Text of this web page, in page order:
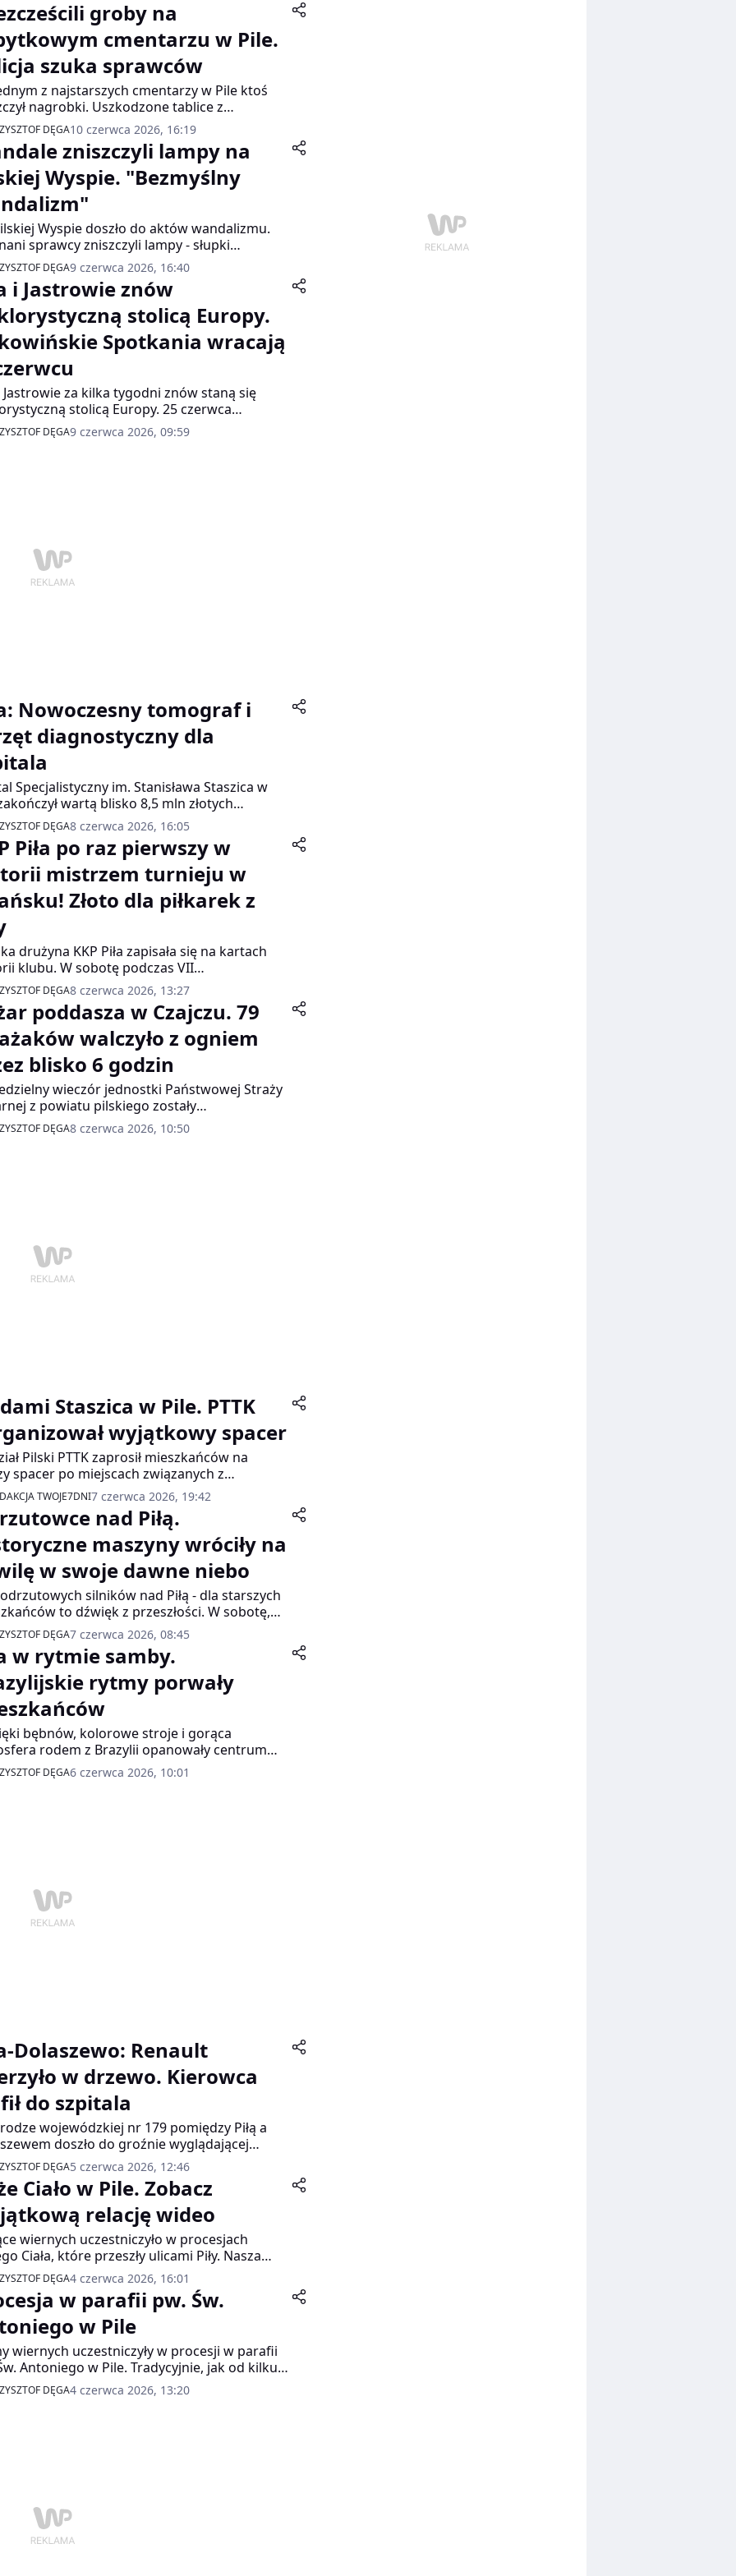
groby na
cmentarzu w Pile.
szuka sprawców
z najstarszych cmentarzy w Pile ktoś
nagrobki. Uszkodzone tablice z
i połamane krzyże - taki widok zastali
Piły. Sprawa trafiła na policję.
DĘGA10 czerwca 2026, 16:19
zniszczyli lampy na
Wyspie. "Bezmyślny
Wyspie doszło do aktów wandalizmu.
sprawcy zniszczyli lampy - słupki
wystające z ziemi. Konieczna będzie
lub wymiana.
DĘGA9 czerwca 2026, 16:40
i Jastrowie znów
stolicą Europy.
Spotkania wracają
Jastrowie za kilka tygodni znów staną się
stolicą Europy. 25 czerwca
się 37. Międzynarodowy Festiwal
"Bukowińskie Spotkania" - jedno z
DĘGA9 czerwca 2026, 09:59
Nowoczesny tomograf i
diagnostyczny dla
Specjalistyczny im. Stanisława Staszica w
wartą blisko 8,5 mln złotych
obejmującą zakup nowoczesnego
komputerowego oraz
sprzętu diagnostycznego dla
kardiologicznych.
DĘGA8 czerwca 2026, 16:05
Piła po raz pierwszy w
mistrzem turnieju w
Złoto dla piłkarek z
drużyna KKP Piła zapisała się na kartach
klubu. W sobotę podczas VII
Turnieju Piłki Nożnej
Grają Fair" na Polsat Plus Arenie
piłkarki z Piły po raz pierwszy sięgnęły po
trofeum, pokonując 20 zespołów z
Litwy i Wielkiej Brytanii. Do domu wróciły z
złotymi medalami i licznymi nagrodami
DĘGA8 czerwca 2026, 13:27
poddasza w Czajczu. 79
walczyło z ogniem
blisko 6 godzin
wieczór jednostki Państwowej Straży
z powiatu pilskiego zostały
do poważnego pożaru budynku
Czajcze w gminie Wysoka. Akcja
DĘGA8 czerwca 2026, 10:50
Staszica w Pile. PTTK
wyjątkowy spacer
Pilski PTTK zaprosił mieszkańców na
spacer po miejscach związanych z
miasta. "Gdzie ten Staszic w Pile?" - pod
hasłem 23 uczestników wyruszyło w
7 czerwca, spod Muzeum Staszica.
TWOJE7DNI7 czerwca 2026, 19:42
nad Piłą.
maszyny wróciły na
w swoje dawne niebo
silników nad Piłą - dla starszych
to dźwięk z przeszłości. W sobotę,
tylko na chwilę, miasto znów poczuło tamtą
Na pilskim lotnisku odbyły się pokazy
z udziałem historycznych samolotów
a wszystko to dzięki Pilskiemu
Wojskowemu i osobistemu
jego dyrektora Przemysława
DĘGA7 czerwca 2026, 08:45
w rytmie samby.
rytmy porwały
bębnów, kolorowe stroje i gorąca
rodem z Brazylii opanowały centrum
Marsz "Piła w rytmie samby" przyciągnął wielu
którzy z zainteresowaniem
DĘGA6 czerwca 2026, 10:01
Dolaszewo: Renault
w drzewo. Kierowca
do szpitala
wojewódzkiej nr 179 pomiędzy Piłą a
doszło do groźnie wyglądającej
Samochód osobowy zjechał z jezdni i
w drzewo. Kierowca został przewieziony
a droga była całkowicie zablokowana.
przywrócono ok. godz. 13.00.
DĘGA5 czerwca 2026, 12:46
Ciało w Pile. Zobacz
relację wideo
wiernych uczestniczyło w procesjach
Ciała, które przeszły ulicami Piły. Nasza
towarzyszyła mieszkańcom podczas
organizowanych przez pilskie parafie.
najciekawsze momenty tego wyjątkowego
w przygotowanej relacji wideo.
DĘGA4 czerwca 2026, 16:01
w parafii pw. Św.
w Pile
wiernych uczestniczyły w procesji w parafii
Antoniego w Pile. Tradycyjnie, jak od kilku
prowadzili bębniarze.
DĘGA4 czerwca 2026, 13:20